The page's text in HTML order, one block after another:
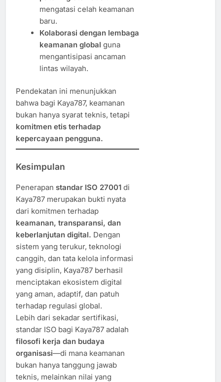
mengatasi celah keamanan
baru.
Kolaborasi dengan lembaga
keamanan global guna
mengantisipasi ancaman
lintas wilayah.
Pendekatan ini menunjukkan
bahwa bagi Kaya787, keamanan
bukan hanya syarat teknis, tetapi
komitmen etis terhadap
kepercayaan pengguna.
Kesimpulan
Penerapan standar ISO 27001 di
Kaya787 merupakan bukti nyata
dari komitmen terhadap
keamanan, transparansi, dan
keberlanjutan digital. Dengan
sistem yang terukur, teknologi
canggih, dan tata kelola informasi
yang disiplin, Kaya787 berhasil
menciptakan ekosistem digital
yang aman, adaptif, dan patuh
terhadap regulasi global.
Lebih dari sekadar sertifikasi,
standar ISO bagi Kaya787 adalah
filosofi kerja dan budaya
organisasi—di mana keamanan
bukan hanya tanggung jawab
teknis, melainkan nilai yang